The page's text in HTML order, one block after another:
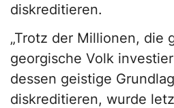
diskreditieren.
„Trotz der Millionen, die
georgische Volk
dessen geistige
diskreditieren, wurde